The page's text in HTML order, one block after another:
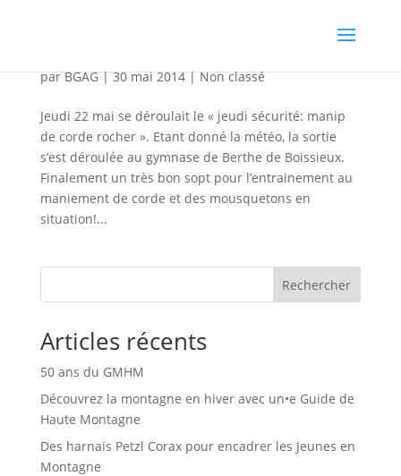
parBGAG|30 mai 2014|Non classé
Jeudi 22 mai se déroulait le « jeudi sécurité: manip
de corde rocher ». Etant donné la météo, la sortie
s’est déroulée au gymnase de Berthe de Boissieux.
Finalement un très bon sopt pour l’entrainement au
maniement de corde et des mousquetons en
situation!...
Rechercher
Articles récents
50 ans du GMHM
Découvrez la montagne en hiver avec un•e Guide de
Haute Montagne
Des harnais Petzl Corax pour encadrer les Jeunes en
Montagne